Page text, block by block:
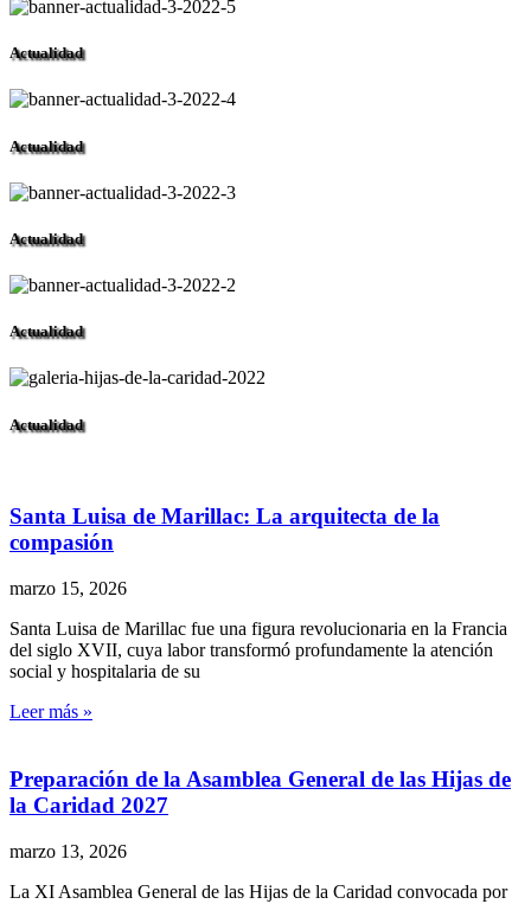
Actualidad
Actualidad
Actualidad
Actualidad
Actualidad
Santa Luisa de Marillac: La arquitecta de la
compasión
marzo 15, 2026
Santa Luisa de Marillac fue una figura revolucionaria en la Francia
del siglo XVII, cuya labor transformó profundamente la atención
social y hospitalaria de su
Leer más »
Preparación de la Asamblea General de las Hijas de
la Caridad 2027
marzo 13, 2026
La XI Asamblea General de las Hijas de la Caridad convocada por